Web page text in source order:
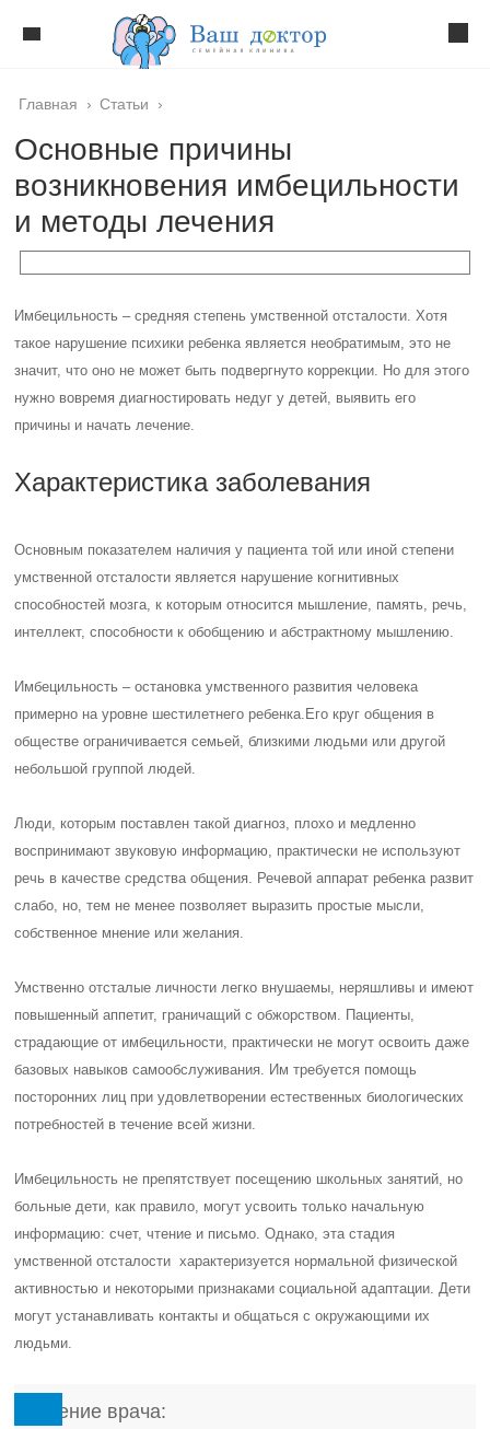
Главная › Статьи ›
Основные причины
возникновения имбецильности
и методы лечения
Имбецильность – средняя степень умственной отсталости. Хотя
такое нарушение психики ребенка является необратимым, это не
значит, что оно не может быть подвергнуто коррекции. Но для этого
нужно вовремя диагностировать недуг у детей, выявить его
причины и начать лечение.
Характеристика заболевания
Основным показателем наличия у пациента той или иной степени
умственной отсталости является нарушение когнитивных
способностей мозга, к которым относится мышление, память, речь,
интеллект, способности к обобщению и абстрактному мышлению.
Имбецильность – остановка умственного развития человека
примерно на уровне шестилетнего ребенка. Его круг общения в
обществе ограничивается семьей, близкими людьми или другой
небольшой группой людей.
Люди, которым поставлен такой диагноз, плохо и медленно
воспринимают звуковую информацию, практически не используют
речь в качестве средства общения. Речевой аппарат ребенка развит
слабо, но, тем не менее позволяет выразить простые мысли,
собственное мнение или желания.
Умственно отсталые личности легко внушаемы, неряшливы и имеют
повышенный аппетит, граничащий с обжорством. Пациенты,
страдающие от имбецильности, практически не могут освоить даже
базовых навыков самообслуживания. Им требуется помощь
посторонних лиц при удовлетворении естественных биологических
потребностей в течение всей жизни.
Имбецильность не препятствует посещению школьных занятий, но
больные дети, как правило, могут усвоить только начальную
информацию: счет, чтение и письмо. Однако, эта стадия
умственной отсталости характеризуется нормальной физической
активностью и некоторыми признаками социальной адаптации. Дети
могут устанавливать контакты и общаться с окружающими их
людьми.
Мнение врача: